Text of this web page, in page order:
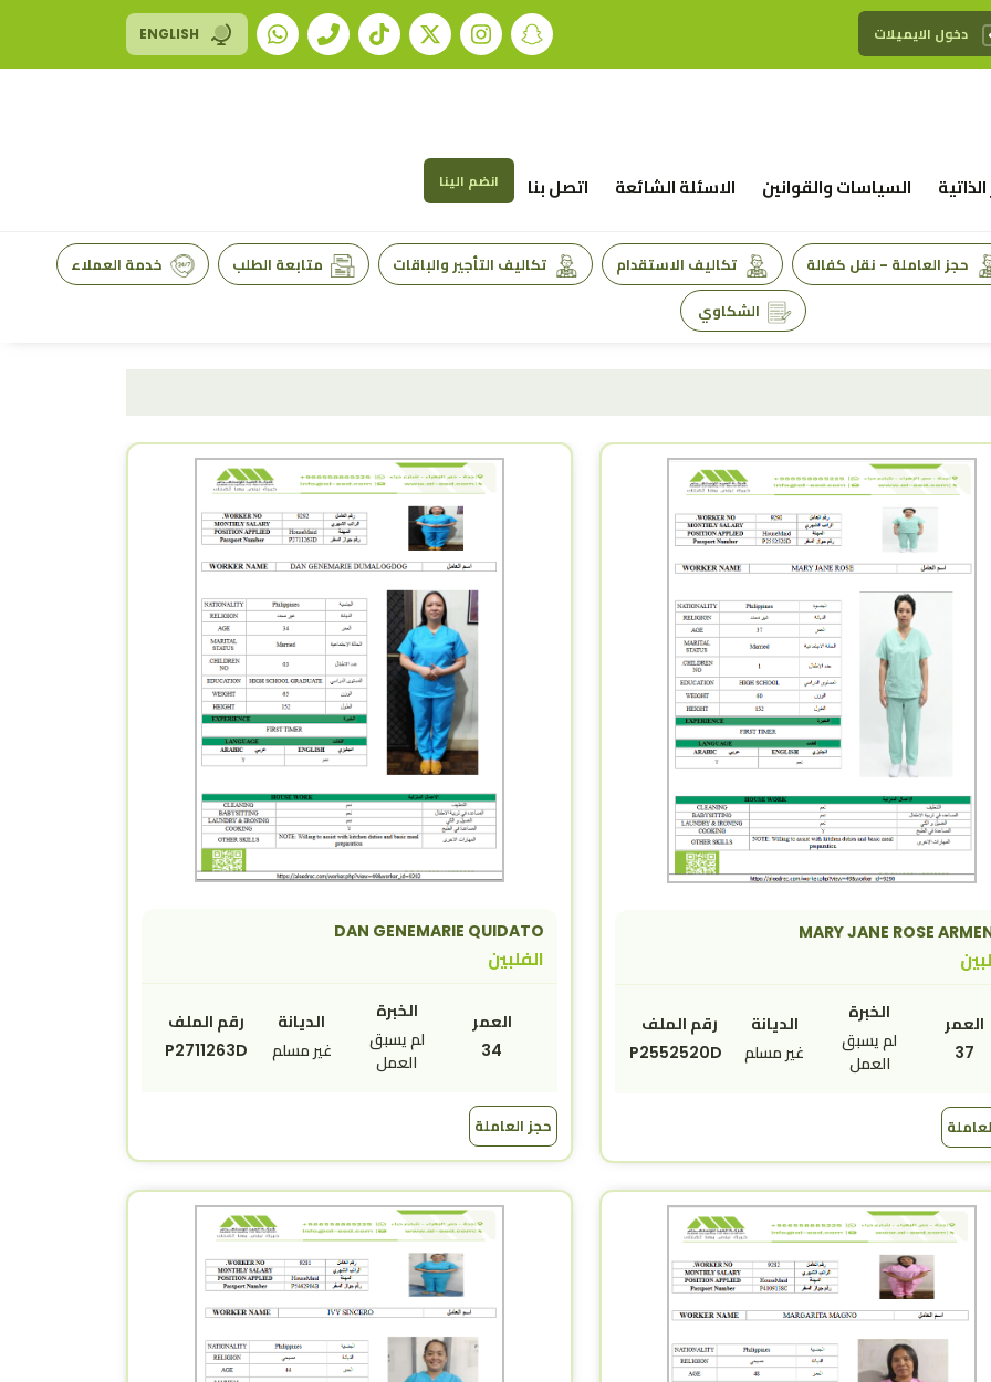
دخول الايميلات ENGLISH
السياسات والقوانين الاسئلة الشائعة اتصل بنا انضم الينا
حجز العاملة - نقل كفالة تكاليف الاستقدام تكاليف التأجير والباقات متابعة الطلب خدمة العملاء
الشكاوي
MARY JANE ROSE
العمر
37
الخبرة
لم يسبق
العمل
الديانة
غير مسلم
رقم الملف
P2552520D
DAN GENEMARIE QUIDATO
الفلبين
العمر
34
الخبرة
لم يسبق
العمل
الديانة
غير مسلم
رقم الملف
P2711263D
حجز العاملة